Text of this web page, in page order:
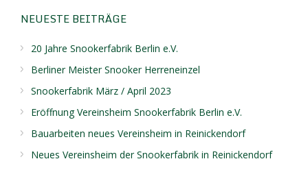
NEUESTE BEITRÄGE
20 Jahre Snookerfabrik Berlin e.V.
Berliner Meister Snooker Herreneinzel
Snookerfabrik März / April 2023
Eröffnung Vereinsheim Snookerfabrik Berlin e.V.
Bauarbeiten neues Vereinsheim in Reinickendorf
Neues Vereinsheim der Snookerfabrik in Reinickendorf